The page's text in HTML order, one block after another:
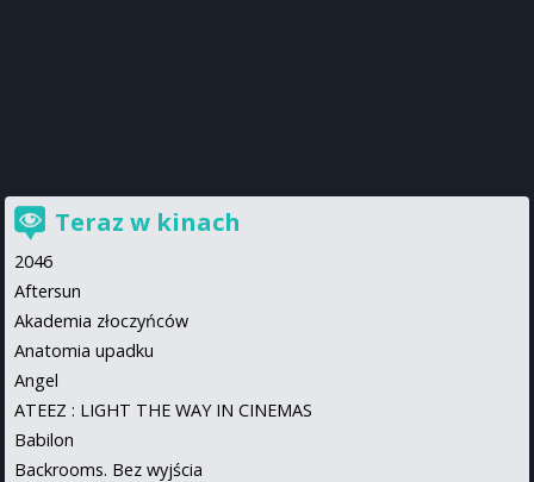
Teraz w kinach
2046
Aftersun
Akademia złoczyńców
Anatomia upadku
Angel
ATEEZ : LIGHT THE WAY IN CINEMAS
Babilon
Backrooms. Bez wyjścia